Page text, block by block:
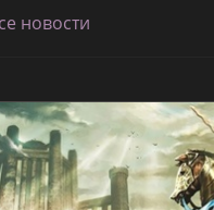
новости